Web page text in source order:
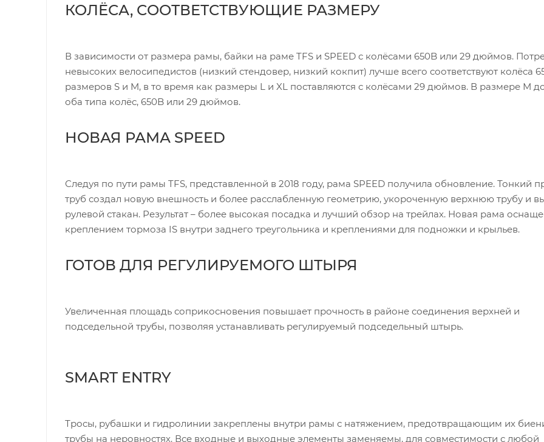
КОЛЁСА, СООТВЕТСТВУЮЩИЕ РАЗМЕРУ
В зависимости от размера рамы, байки на раме TFS и SPEED с колёсами 650B или 29 дюймов.
невысоких велосипедистов (низкий стендовер, низкий кокпит) лучше всего соответствуют колёса
размеров S и M, в то время как размеры L и XL поставляются с колёсами 29 дюймов. В размере М
оба типа колёс, 650B или 29 дюймов.
НОВАЯ РАМА SPEED
Следуя по пути рамы TFS, представленной в 2018 году, рама SPEED получила обновление. Тонкий
труб создал новую внешность и более расслабленную геометрию, укороченную верхнюю трубу и
рулевой стакан. Результат – более высокая посадка и лучший обзор на трейлах. Новая рама
креплением тормоза IS внутри заднего треугольника и креплениями для подножки и крыльев.
ГОТОВ ДЛЯ РЕГУЛИРУЕМОГО ШТЫРЯ
Увеличенная площадь соприкосновения повышает прочность в районе соединения верхней и
подседельной трубы, позволяя устанавливать регулируемый подседельный штырь.
SMART ENTRY
Тросы, рубашки и гидролинии закреплены внутри рамы с натяжением, предотвращающим их
трубы на неровностях. Все входные и выходные элементы заменяемы, для совместимости с любой